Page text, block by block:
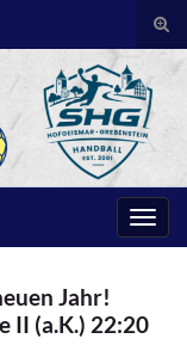
Jahr!
II (a.K.) 22:20